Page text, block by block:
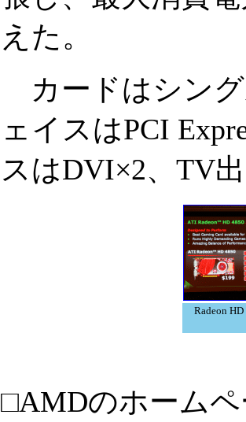
えた。
カードはシング
ェイスはPCI
スはDVI×2、TV
Radeon
□AMDのホーム